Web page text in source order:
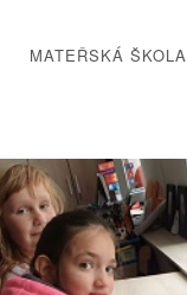
MATEŘSKÁ ŠKOLA